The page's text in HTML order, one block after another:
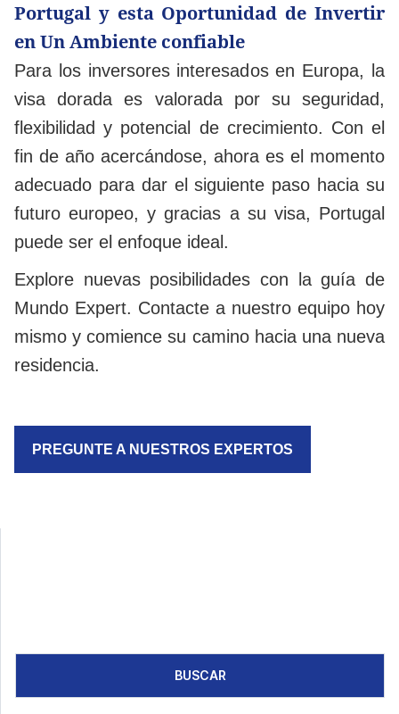
Portugal y esta Oportunidad de Invertir
en Un Ambiente confiable
Para los inversores interesados en Europa, la
visa dorada es valorada por su seguridad,
flexibilidad y potencial de crecimiento. Con el
fin de año acercándose, ahora es el momento
adecuado para dar el siguiente paso hacia su
futuro europeo, y gracias a su visa, Portugal
puede ser el enfoque ideal.
Explore nuevas posibilidades con la guía de
Mundo Expert. Contacte a nuestro equipo hoy
mismo y comience su camino hacia una nueva
residencia.
PREGUNTE A NUESTROS EXPERTOS
BUSCAR